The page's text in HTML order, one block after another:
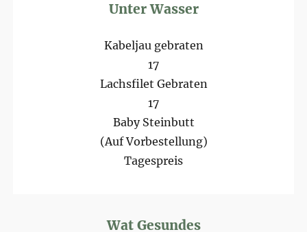
Unter Wasser
Kabeljau gebraten
17
Lachsfilet Gebraten
17
Baby Steinbutt
(Auf Vorbestellung)
Tagespreis
Wat Gesundes